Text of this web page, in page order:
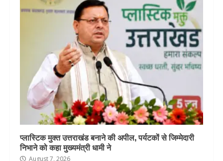
प्लास्टिक मुक्त उत्तराखंड बनाने की अपील, पर्यटकों से जिम्मेदारी
निभाने को कहा मुख्यमंत्री धामी ने
August 7, 2026